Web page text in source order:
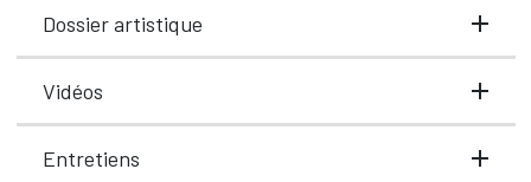
Dossier artistique
Vidéos
Entretiens